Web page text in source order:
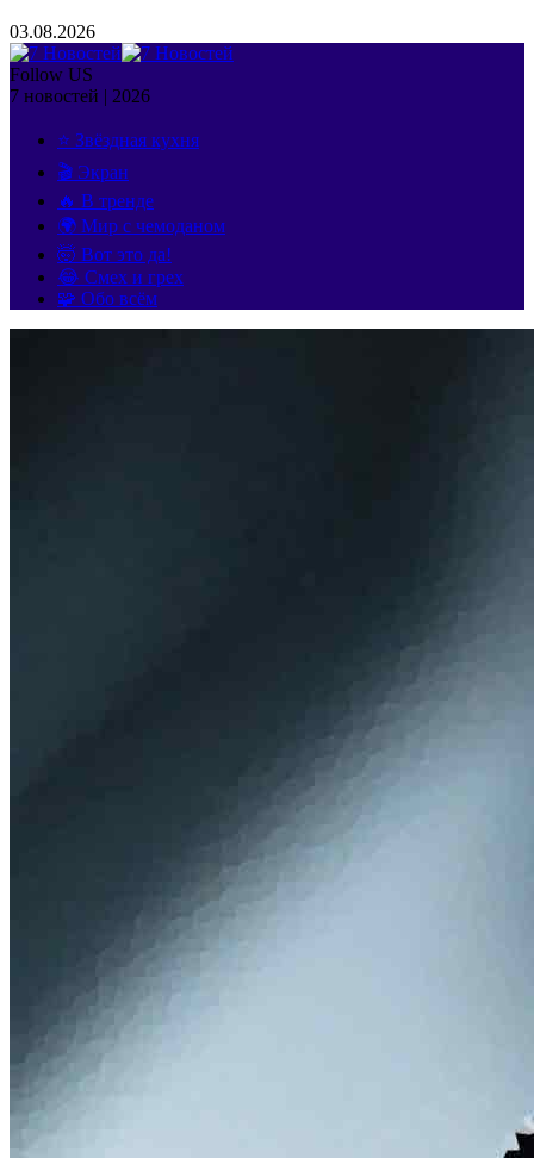
03.08.2026
Follow US
7 новостей | 2026
⭐ Звёздная кухня
🎬 Экран
🔥 В тренде
🌍 Мир с чемоданом
🤯 Вот это да!
😂 Смех и грех
🧩 Обо всём